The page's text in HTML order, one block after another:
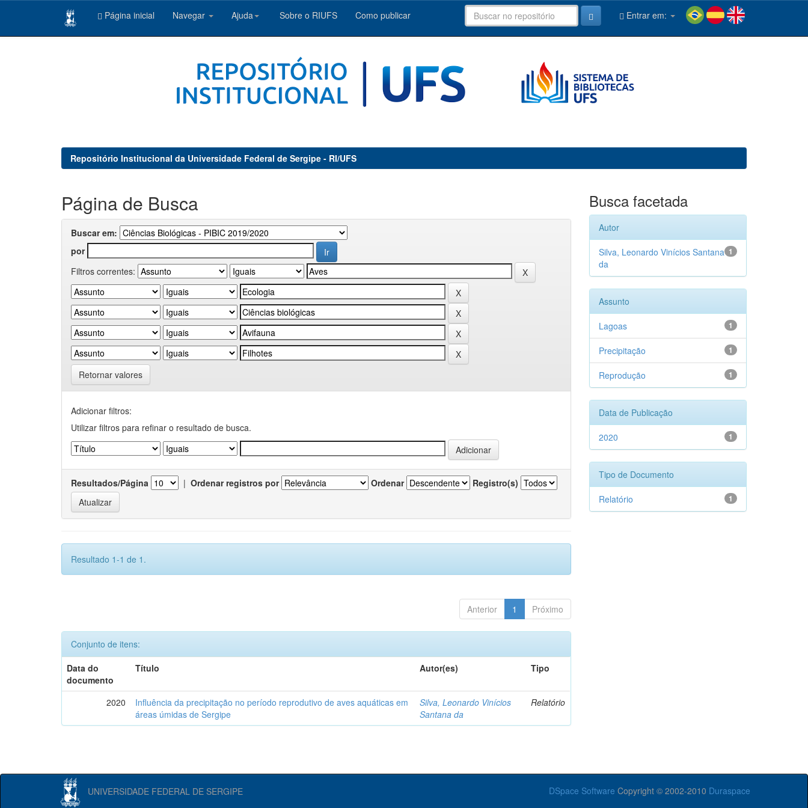
Página inicial Navegar Ajuda Sobre o RIUFS Como publicar Entrar em:
Repositório Institucional da Universidade Federal de Sergipe - RI/UFS
Página de Busca
Buscar em:
por
Filtros correntes:
Retornar valores
Adicionar filtros:
Utilizar filtros para refinar o resultado de busca.
Resultados/Página | Ordenar registros por Ordenar Registro(s)
Resultado 1-1 de 1.
Anterior 1 Próximo
Conjunto de itens:
Data do
documento
Título Autor(es) Tipo
2020
Influência da precipitação no período reprodutivo de aves aquáticas em
áreas úmidas de Sergipe
Silva, Leonardo Vinícios
Santana da
Relatório
Busca facetada
Autor
1
Silva, Leonardo Vinícios Santana
da
Assunto
1
Lagoas
1
Precipitação
1
Reprodução
Data de Publicação
1
2020
Tipo de Documento
1
Relatório
UNIVERSIDADE FEDERAL DE SERGIPE DSpace Software Copyright © 2002-2010 Duraspace